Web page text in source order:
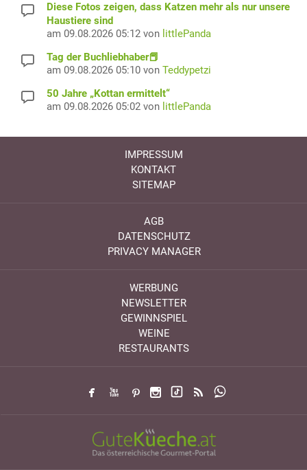
Diese Fotos zeigen, dass Katzen mehr als nur unsere
Haustiere sind
am 09.08.2026 05:12 von littlePanda
Tag der Buchliebhaber📕
am 09.08.2026 05:10 von Teddypetzi
50 Jahre „Kottan ermittelt“
am 09.08.2026 05:02 von littlePanda
IMPRESSUM
KONTAKT
SITEMAP
AGB
DATENSCHUTZ
PRIVACY MANAGER
WERBUNG
NEWSLETTER
GEWINNSPIEL
WEINE
RESTAURANTS